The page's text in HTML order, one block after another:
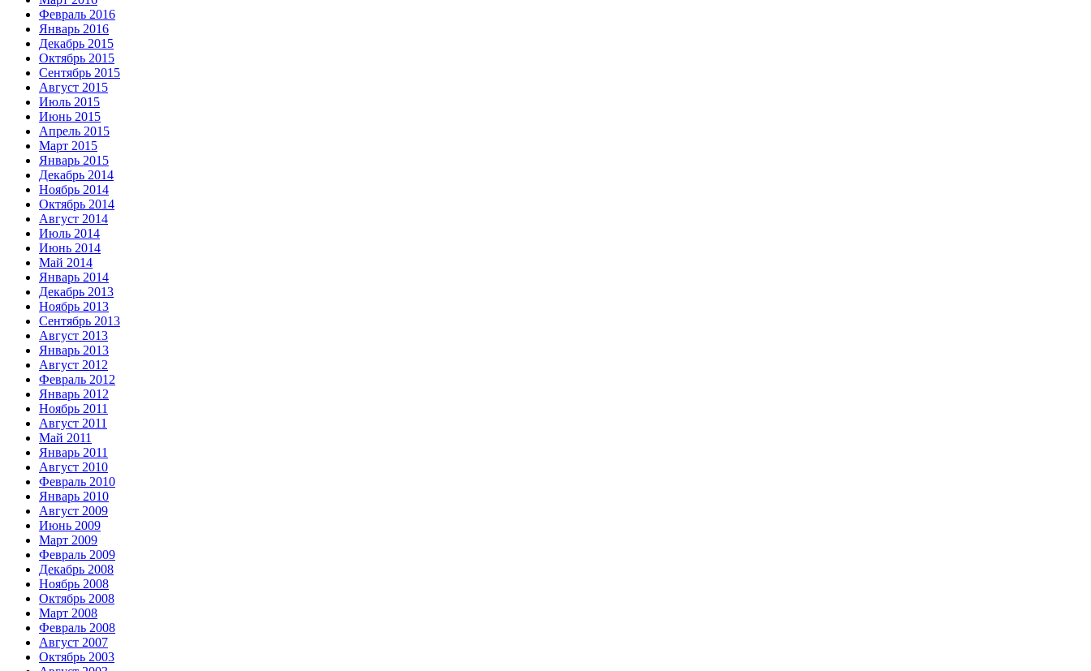
Февраль 2016
Январь 2016
Декабрь 2015
Октябрь 2015
Сентябрь 2015
Август 2015
Июль 2015
Июнь 2015
Апрель 2015
Март 2015
Январь 2015
Декабрь 2014
Ноябрь 2014
Октябрь 2014
Август 2014
Июль 2014
Июнь 2014
Май 2014
Январь 2014
Декабрь 2013
Ноябрь 2013
Сентябрь 2013
Август 2013
Январь 2013
Август 2012
Февраль 2012
Январь 2012
Ноябрь 2011
Август 2011
Май 2011
Январь 2011
Август 2010
Февраль 2010
Январь 2010
Август 2009
Июнь 2009
Март 2009
Февраль 2009
Декабрь 2008
Ноябрь 2008
Октябрь 2008
Март 2008
Февраль 2008
Август 2007
Октябрь 2003